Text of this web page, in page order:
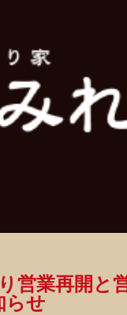
営業再開と
らせ